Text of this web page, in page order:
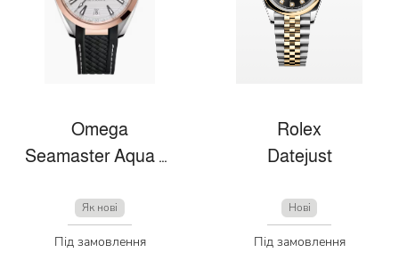
Omega
Seamaster Aqua Terra
Як нові
Під замовлення
Rolex
Datejust
Нові
Під замовлення